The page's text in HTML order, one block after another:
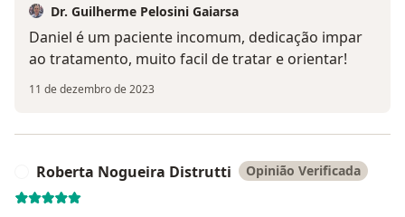
Dr. Guilherme Pelosini Gaiarsa
Daniel é um paciente incomum, dedicação impar
ao tratamento, muito facil de tratar e orientar!
11 de dezembro de 2023
Roberta Nogueira Distrutti Opinião Verificada